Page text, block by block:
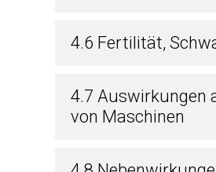
4.6 Fertilität,
4.7 Auswirkungen
von Maschinen